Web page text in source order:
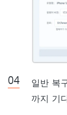
일반 복
까지 기